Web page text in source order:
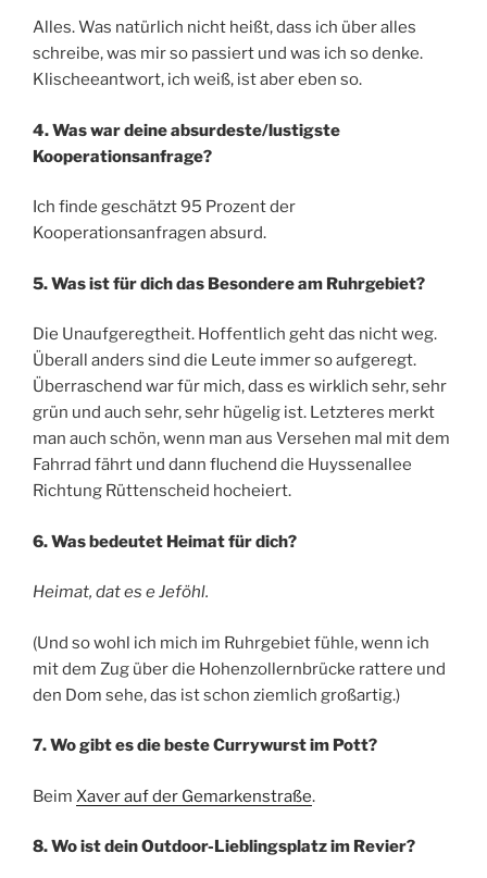
Alles. Was natürlich nicht heißt, dass ich über alles
schreibe, was mir so passiert und was ich so denke.
Klischeeantwort, ich weiß, ist aber eben so.
4. Was war deine absurdeste/lustigste
Kooperationsanfrage?
Ich finde geschätzt 95 Prozent der
Kooperationsanfragen absurd.
5. Was ist für dich das Besondere am Ruhrgebiet?
Die Unaufgeregtheit. Hoffentlich geht das nicht weg.
Überall anders sind die Leute immer so aufgeregt.
Überraschend war für mich, dass es wirklich sehr, sehr
grün und auch sehr, sehr hügelig ist. Letzteres merkt
man auch schön, wenn man aus Versehen mal mit dem
Fahrrad fährt und dann fluchend die Huyssenallee
Richtung Rüttenscheid hocheiert.
6. Was bedeutet Heimat für dich?
Heimat, dat es e Jeföhl.
(Und so wohl ich mich im Ruhrgebiet fühle, wenn ich
mit dem Zug über die Hohenzollernbrücke rattere und
den Dom sehe, das ist schon ziemlich großartig.)
7. Wo gibt es die beste Currywurst im Pott?
Beim Xaver auf der Gemarkenstraße.
8. Wo ist dein Outdoor-Lieblingsplatz im Revier?